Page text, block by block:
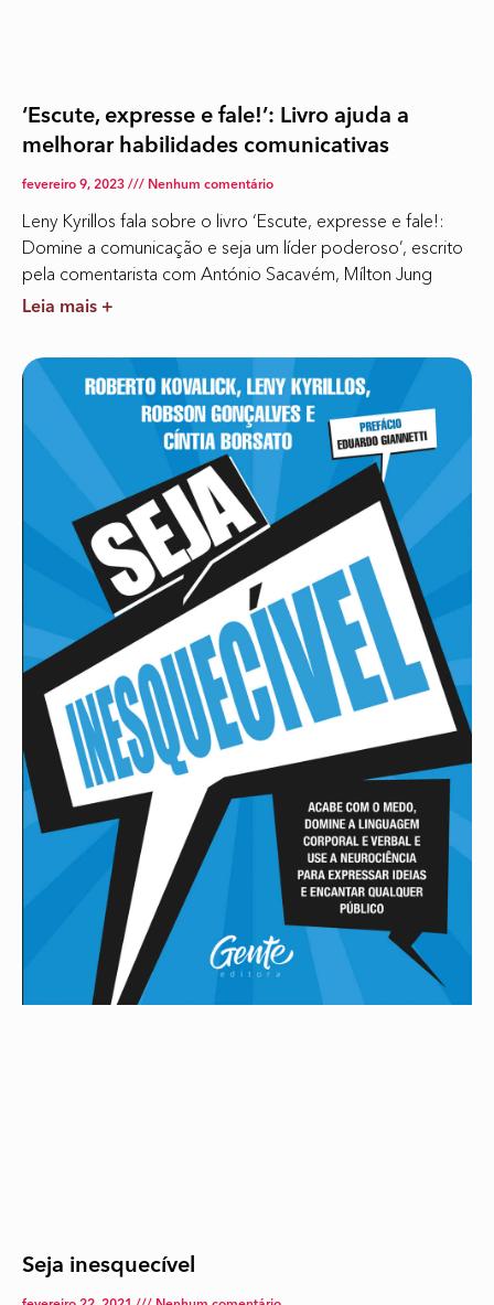
‘Escute, expresse e fale!’: Livro ajuda a
melhorar habilidades comunicativas
fevereiro 9, 2023 Nenhum comentário
Leny Kyrillos fala sobre o livro ‘Escute, expresse e fale!:
Domine a comunicação e seja um líder poderoso’, escrito
pela comentarista com António Sacavém, Mílton Jung
Leia mais +
Seja inesquecível